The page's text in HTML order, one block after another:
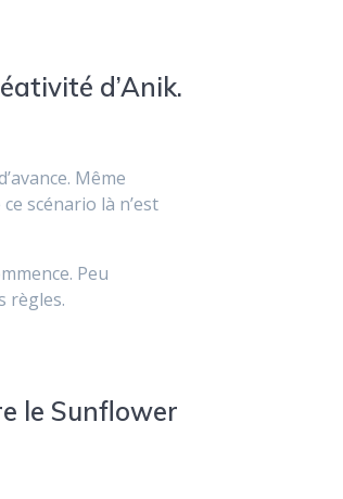
d’Anik.
Même
scénario là n’est
Peu
règles.
le Sunflower